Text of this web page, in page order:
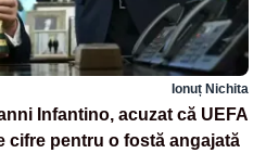
Ionuț Nichita
Infantino, acuzat că UEFA
cifre pentru o fostă angajată